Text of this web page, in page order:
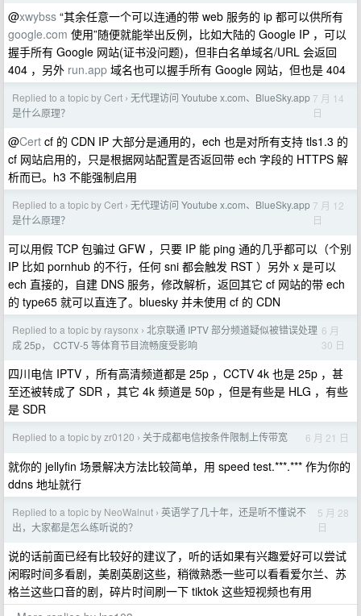
@xwybss “其余任意一个可以连通的带 web 服务的 ip 都可以供所有
google.com 使用”随便就能举出反例，比如大陆的 Google IP ，可以
握手所有 Google 网站(证书没问题)，但非白名单域名/URL 会返回
404 ，另外 run.app 域名也可以握手所有 Google 网站，但也是 404
Replied to a topic by Cert › 无代理访问 Youtube x.com、BlueSky.app
是什么原理？
7 月 14
日
@Cert cf 的 CDN IP 大部分是通用的，ech 也是对所有支持 tls1.3 的
cf 网站启用的，只是根据网站配置是否返回带 ech 字段的 HTTPS 解
析而已。h3 不能强制启用
Replied to a topic by Cert › 无代理访问 Youtube x.com、BlueSky.app
是什么原理？
7 月 12
日
可以用假 TCP 包骗过 GFW ，只要 IP 能 ping 通的几乎都可以（个别
IP 比如 pornhub 的不行，任何 sni 都会触发 RST ）另外 x 是可以
ech 直接的，自建 DNS 服务，修改解析，返回其它 cf 网站的带 ech
的 type65 就可以直连了。bluesky 并未使用 cf 的 CDN
Replied to a topic by raysonx › 北京联通 IPTV 部分频道疑似被错误处理
成 25p， CCTV-5 等体育节目流畅度受影响
6 月
30 日
四川电信 IPTV ，所有高清频道都是 25p ，CCTV 4k 也是 25p ，甚
至还被转成了 SDR ，其它 4k 频道是 50p ，但是有些是 HLG ，有些
是 SDR
Replied to a topic by zr0120 › 关于成都电信按条件限制上传带宽 6 月 21 日
就你的 jellyfin 场景解决方法比较简单，用 speed test.***.*** 作为你的
ddns 地址就行
Replied to a topic by NeoWalnut › 英语学了几十年，还是听不懂说不
出，大家都是怎么练听说的？
5 月 28
日
说的话前面已经有比较好的建议了，听的话如果有兴趣爱好可以尝试
闲暇时间多看剧，美剧英剧这些，稍微熟悉一些可以看看爱尔兰、苏
格兰这些口音的剧，碎片时间刷一下 tiktok 这些短视频也有用